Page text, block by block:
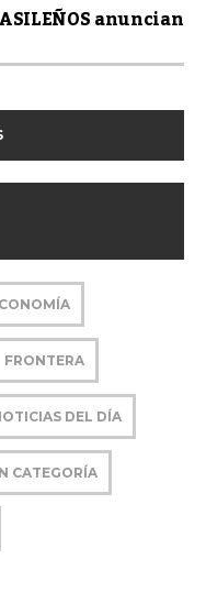
anuncian
FRONTERA
DEL DÍA
CATEGORÍA